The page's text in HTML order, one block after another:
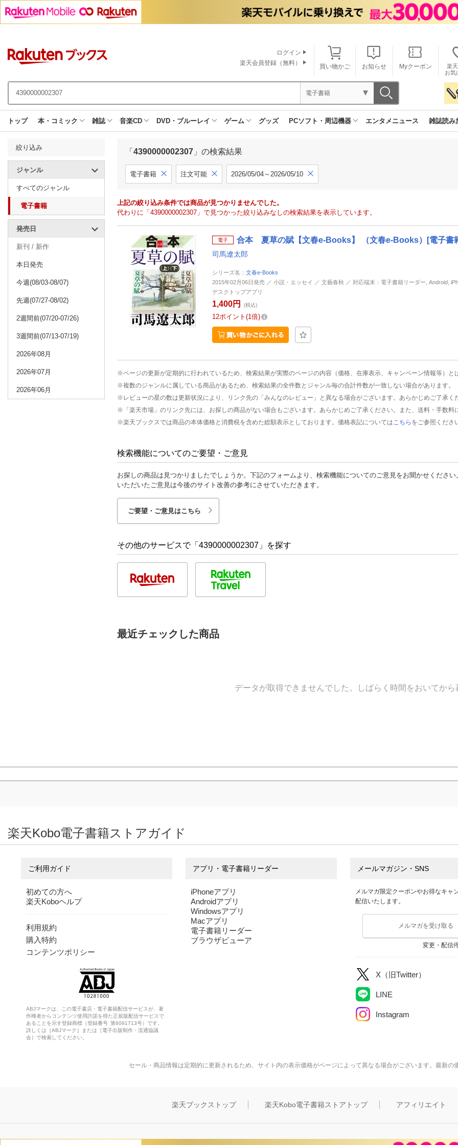
買い物かご お知らせ Myクーポン
楽
お気
ログイン
楽天会員登録（無料）
電子書籍
トップ 本・コミック 雑誌 音楽CD DVD・ブルーレイ ゲーム グッズ PCソフト・周辺機器 エンタメニュース 雑誌読み
絞り込み
ジャンル
すべてのジャンル
電子書籍
発売日
新刊 / 新作
本日発売
今週(08/03-08/07)
先週(07/27-08/02)
2週間前(07/20-07/26)
3週間前(07/13-07/19)
2026年08月
2026年07月
2026年06月
「 4390000002307 」の検索結果
電子書籍 注文可能 2026/05/04～2026/05/10
上記の絞り込み条件では商品が見つかりませんでした。
代わりに「4390000002307」で見つかった絞り込みなしの検索結果を表示しています。
電子 合本 夏草の賦【文春e-Books】 （文春e-Books）[電子書
司馬遼太郎
シリーズ名： 文春e-Books
2015年02月06日発売 ／ 小説・エッセイ ／ 文藝春秋 ／ 対応端末：電子書籍リーダー, Android,
デスクトップアプリ
1,400円 (税込)
12ポイント 1倍
※ページの更新が定期的に行われているため、検索結果が実際のページの内容（価格、在庫表示、キャンペーン情報等）と
※複数のジャンルに属している商品があるため、検索結果の全件数とジャンル毎の合計件数が一致しない場合があります。
※レビューの星の数は更新状況により、リンク先の「みんなのレビュー」と異なる場合がございます。あらかじめご了承く
※「楽天市場」のリンク先には、お探しの商品がない場合もございます。あらかじめご了承ください。また、送料・手数
※楽天ブックスでは商品の本体価格と消費税を含めた総額表示としております。価格表記については こちら をご参照くださ
検索機能についてのご要望・ご意見
お探しの商品は見つかりましたでしょうか。下記のフォームより、検索機能についてのご意見をお聞かせください
いただいたご意見は今後のサイト改善の参考にさせていただきます。
ご要望・ご意見はこちら
その他のサービスで「4390000002307」を探す
最近チェックした商品
データが取得できませんでした。しばらく時間をおいてか
楽天Kobo電子書籍ストアガイド
ご利用ガイド
初めての方へ
楽天Koboヘルプ
利用規約
購入特約
コンテンツポリシー
ABJマークは、この電子書店・電子書籍配信サービスが、著
作権者からコンテンツ使用許諾を得た正規版配信サービスで
あることを示す登録商標（登録番号 第6091713号）です。
詳しくは［ABJマーク］または［電子出版制作・流通協議
会］で検索してください。
アプリ・電子書籍リーダー
iPhoneアプリ
Androidアプリ
Windowsアプリ
Macアプリ
電子書籍リーダー
ブラウザビューア
メールマガジン・SNS
メルマガ限定クーポンやお得なキャ
配信いたします。
メルマガを受け取る
変更・配信
X（旧Twitter）
LINE
Instagram
セール・商品情報は定期的に更新されるため、サイト内の表示価格がページによって異なる場合がございます。最新の
楽天ブックストップ 楽天Kobo電子書籍ストアトップ アフィリエイト